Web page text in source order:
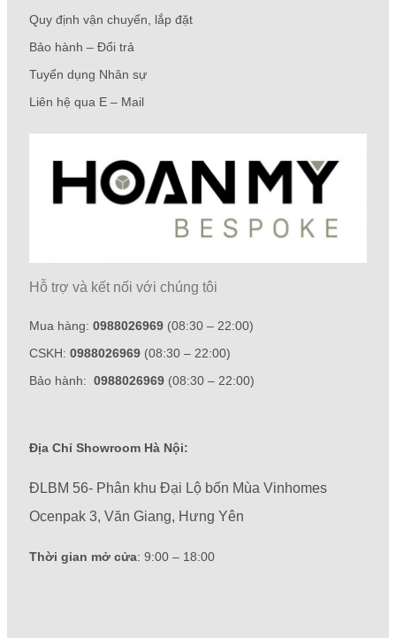
Quy định vận chuyển, lắp đặt
Bảo hành – Đổi trả
Tuyển dụng Nhân sự
Liên hệ qua E – Mail
Hỗ trợ và kết nối với chúng tôi
Mua hàng: 0988026969 (08:30 – 22:00)
CSKH: 0988026969 (08:30 – 22:00)
Bảo hành: 0988026969 (08:30 – 22:00)
Địa Chỉ Showroom Hà Nội:
ĐLBM 56- Phân khu Đại Lộ bốn Mùa Vinhomes
Ocenpak 3, Văn Giang, Hưng Yên
Thời gian mở cửa: 9:00 – 18:00